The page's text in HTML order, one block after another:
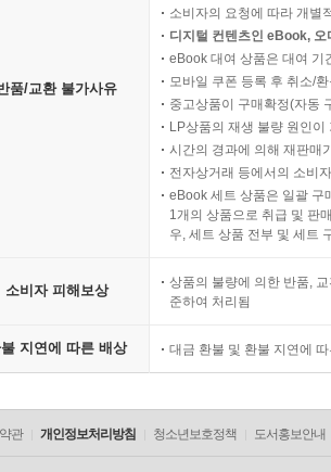
품/교환 불가사유
소비자의 요청에 따라 개별
디지털 컨텐츠인 eBook,
eBook 대여 상품은 대여 기
모바일 쿠폰 등록 후 취소/
중고상품이 구매확정(자동
LP상품의 재생 불량 원인
시간의 경과에 의해 재판매
전자상거래 등에서의 소비
eBook 세트 상품은 일괄 구
1개의 상품으로 취급 및 판
우, 세트 상품 전부 및 세트
소비자 피해보상
상품의 불량에 의한 반품,
준하여 처리됨
지연에 따른 배상 대금 환불 및 환불 지연에
관 개인정보처리방침 청소년보호정책 도서홍보안내